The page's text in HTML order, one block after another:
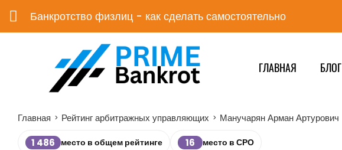
Банкротство физлиц - как сделать самостоятельно
ГЛАВНАЯ БЛОГ
Главная > Рейтинг арбитражных управляющих > Манучарян Арман Артурович
1 486 место в общем рейтинге 16 место в СРО